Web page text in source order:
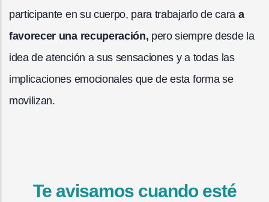
participante en su cuerpo, para trabajarlo de cara a
favorecer una recuperación, pero siempre desde la
idea de atención a sus sensaciones y a todas las
implicaciones emocionales que de esta forma se
movilizan.
Te avisamos cuando esté